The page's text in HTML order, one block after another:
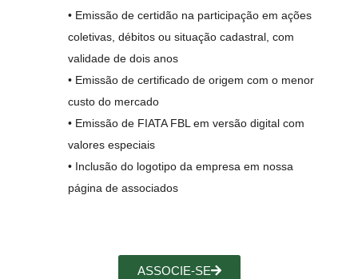
• Emissão de certidão na participação em ações
coletivas, débitos ou situação cadastral, com
validade de dois anos
• Emissão de certificado de origem com o menor
custo do mercado
• Emissão de FIATA FBL em versão digital com
valores especiais
• Inclusão do logotipo da empresa em nossa
página de associados
ASSOCIE-SE